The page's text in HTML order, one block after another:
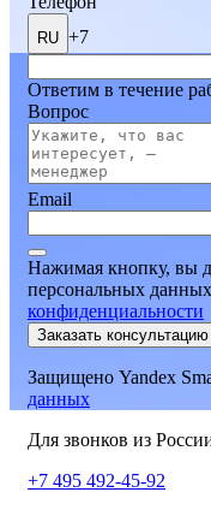
RU +7
Ответим в течение
Вопрос
Email
Нажимая кнопку, вы
персональных
конфиденциальности
Заказать консультацию
Защищено Yandex
данных
Для звонков из
+7 495 492-45-92